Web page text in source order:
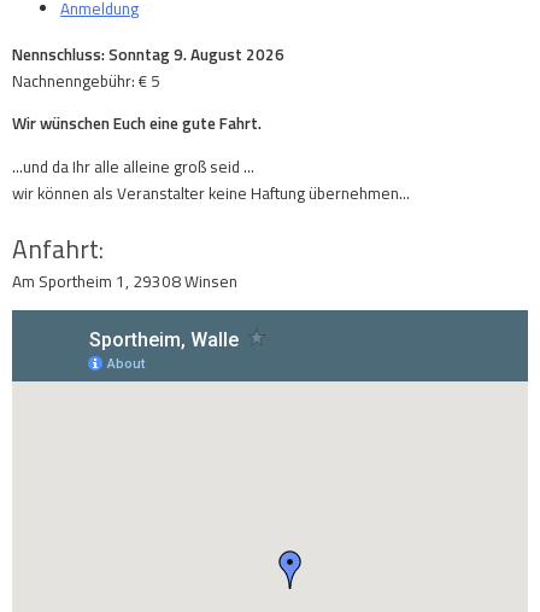
Anmeldung
Nennschluss: Sonntag 9. August 2026
Nachnenngebühr: € 5
Wir wünschen Euch eine gute Fahrt.
…und da Ihr alle alleine groß seid …
wir können als Veranstalter keine Haftung übernehmen…
Anfahrt:
Am Sportheim 1, 29308 Winsen